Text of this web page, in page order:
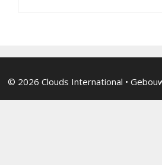
© 2026 Clouds International •